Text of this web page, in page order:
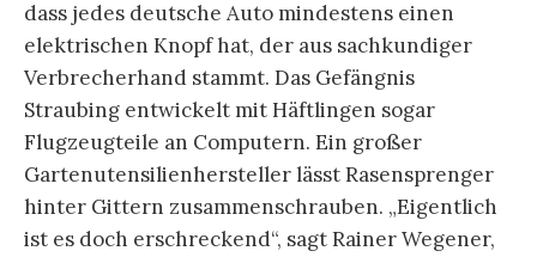
dass jedes deutsche Auto mindestens einen
elektrischen Knopf hat, der aus sachkundiger
Verbrecherhand stammt. Das Gefängnis
Straubing entwickelt mit Häftlingen sogar
Flugzeugteile an Computern. Ein großer
Gartenutensilienhersteller lässt Rasensprenger
hinter Gittern zusammenschrauben. „Eigentlich
ist es doch erschreckend“, sagt Rainer Wegener,